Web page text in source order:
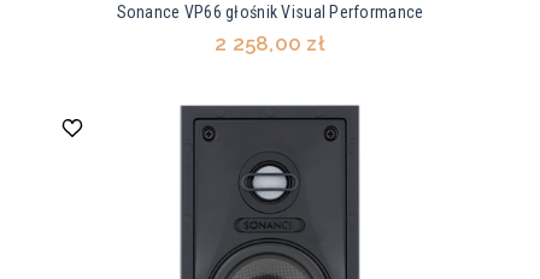
Sonance VP66 głośnik Visual Performance
2 258,00 zł